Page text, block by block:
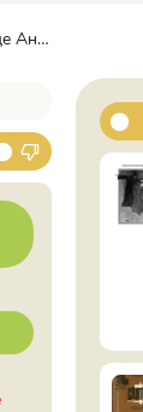
Бурмистрова